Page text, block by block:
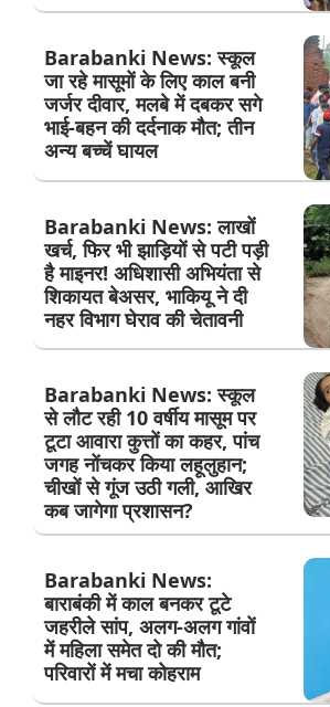
Barabanki News: स्कूल
जा रहे मासूमों के लिए काल बनी
जर्जर दीवार, मलबे में दबकर सगे
भाई-बहन की दर्दनाक मौत; तीन
अन्य बच्चें घायल
Barabanki News: लाखों
खर्च, फिर भी झाड़ियों से पटी पड़ी
है माइनर! अधिशासी अभियंता से
शिकायत बेअसर, भाकियू ने दी
नहर विभाग घेराव की चेतावनी
Barabanki News: स्कूल
से लौट रही 10 वर्षीय मासूम पर
टूटा आवारा कुत्तों का कहर, पांच
जगह नोंचकर किया लहूलुहान;
चीखों से गूंज उठी गली, आखिर
कब जागेगा प्रशासन?
Barabanki News:
बाराबंकी में काल बनकर टूटे
जहरीले सांप, अलग-अलग गांवों
में महिला समेत दो की मौत;
परिवारों में मचा कोहराम